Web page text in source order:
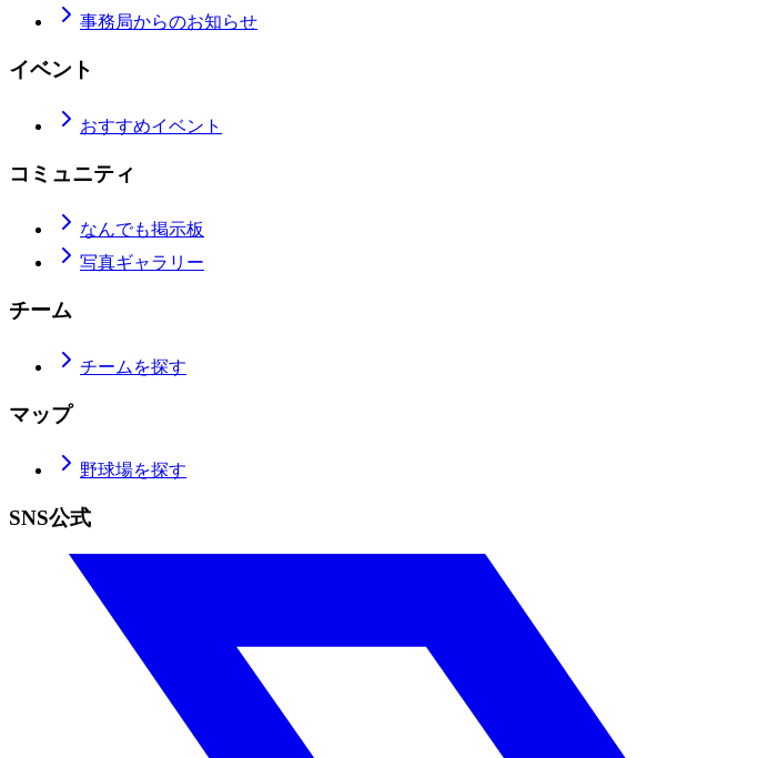
事務局からのお知らせ
イベント
おすすめイベント
コミュニティ
なんでも掲示板
写真ギャラリー
チーム
チームを探す
マップ
野球場を探す
SNS公式